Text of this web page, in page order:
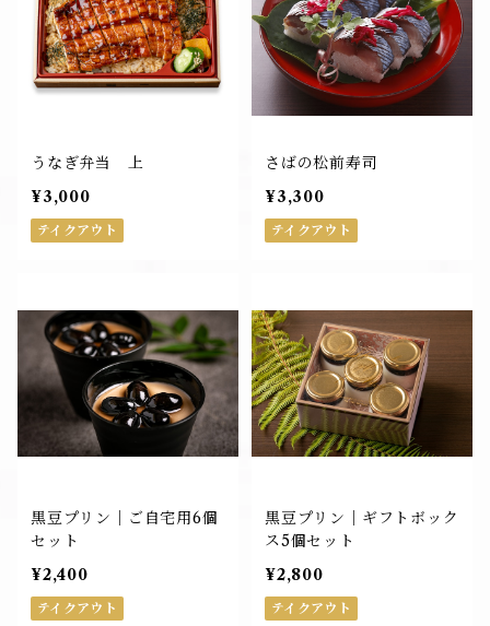
うなぎ弁当 上
¥3,000
テイクアウト
さばの松前寿司
¥3,300
テイクアウト
黒豆プリン｜ご自宅用6個
セット
¥2,400
テイクアウト
黒豆プリン｜ギフトボック
ス5個セット
¥2,800
テイクアウト